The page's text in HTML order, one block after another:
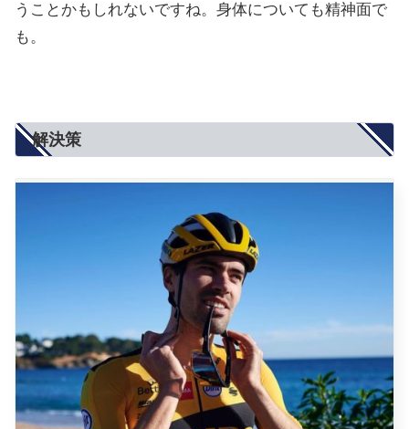
うことかもしれないですね。身体についても精神面で
も。
解決策